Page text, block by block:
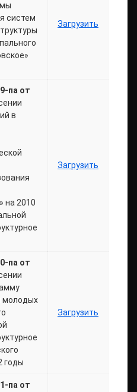
систем
Загрузить
па от
в
на 2010
Загрузить
па от
молодых
годы
Загрузить
па от